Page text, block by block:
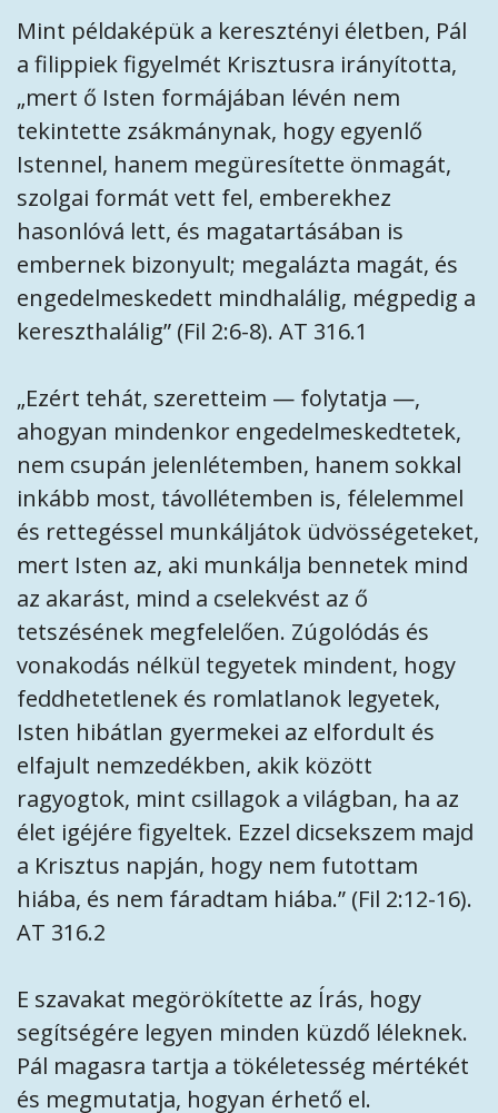
Mint példaképük a keresztényi életben, Pál
a filippiek figyelmét Krisztusra irányította,
„mert ő Isten formájában lévén nem
tekintette zsákmánynak, hogy egyenlő
Istennel, hanem megüresítette önmagát,
szolgai formát vett fel, emberekhez
hasonlóvá lett, és magatartásában is
embernek bizonyult; megalázta magát, és
engedelmeskedett mindhalálig, mégpedig a
kereszthalálig” (Fil 2:6-8). AT 316.1
„Ezért tehát, szeretteim — folytatja —,
ahogyan mindenkor engedelmeskedtetek,
nem csupán jelenlétemben, hanem sokkal
inkább most, távollétemben is, félelemmel
és rettegéssel munkáljátok üdvösségeteket,
mert Isten az, aki munkálja bennetek mind
az akarást, mind a cselekvést az ő
tetszésének megfelelően. Zúgolódás és
vonakodás nélkül tegyetek mindent, hogy
feddhetetlenek és romlatlanok legyetek,
Isten hibátlan gyermekei az elfordult és
elfajult nemzedékben, akik között
ragyogtok, mint csillagok a világban, ha az
élet igéjére figyeltek. Ezzel dicsekszem majd
a Krisztus napján, hogy nem futottam
hiába, és nem fáradtam hiába.” (Fil 2:12-16).
AT 316.2
E szavakat megörökítette az Írás, hogy
segítségére legyen minden küzdő léleknek.
Pál magasra tartja a tökéletesség mértékét
és megmutatja, hogyan érhető el.